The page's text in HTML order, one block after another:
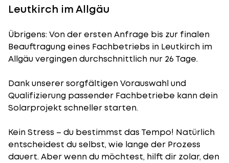
Leutkirch im Allgäu
Übrigens: Von der ersten Anfrage bis zur finalen
Beauftragung eines Fachbetriebs in Leutkirch im
Allgäu vergingen durchschnittlich nur 26 Tage.
Dank unserer sorgfältigen Vorauswahl und
Qualifizierung passender Fachbetriebe kann dein
Solarprojekt schneller starten.
Kein Stress – du bestimmst das Tempo! Natürlich
entscheidest du selbst, wie lange der Prozess
dauert. Aber wenn du möchtest, hilft dir zolar, den